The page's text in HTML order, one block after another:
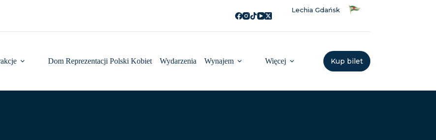
Lechia Gdańsk
Dom Reprezentacji Polski Kobiet Wydarzenia Wynajem Więcej Kup bilet